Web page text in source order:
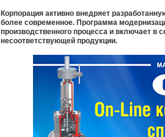
Корпорация активно внедряет
более современное. Программа
производственного процесса и включает в
несоответствующей продукции.